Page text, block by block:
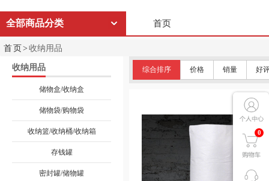
0
全部商品分类 首页
首页> 收纳用品
收纳用品
储物盒/收纳盒
储物袋/购物袋
收纳篮/收纳桶/收纳箱
存钱罐
密封罐/储物罐
综合排序 价格 销量 好